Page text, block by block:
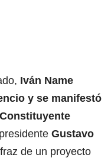
Iván Name
y se manifestó
Gustavo
de un proyecto